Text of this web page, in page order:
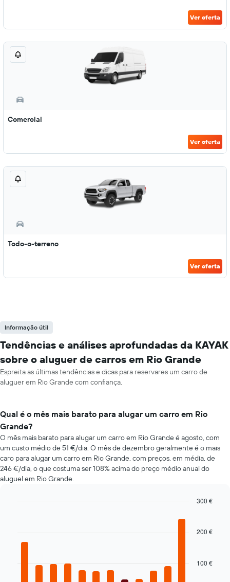
Ver oferta
Comercial
Ver oferta
Todo-o-terreno
Ver oferta
Informação útil
Tendências e análises aprofundadas da KAYAK
sobre o aluguer de carros em Rio Grande
Espreita as últimas tendências e dicas para reservares um carro de
aluguer em Rio Grande com confiança.
Qual é o mês mais barato para alugar um carro em Rio
Grande?
O mês mais barato para alugar um carro em Rio Grande é agosto, com
um custo médio de 51 €/dia. O mês de dezembro geralmente é o mais
caro para alugar um carro em Rio Grande, com preços, em média, de
246 €/dia, o que costuma ser 108% acima do preço médio anual do
aluguel em Rio Grande.
bars.
100 €
200 €
300 €